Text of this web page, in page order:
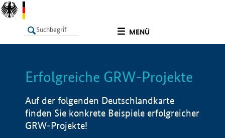
MENÜ
LISTE Info
Erfolgreiche GRW-Projekte
Auf der folgenden Deutschlandkarte
finden Sie konkrete Beispiele erfolgreicher
GRW-Projekte!